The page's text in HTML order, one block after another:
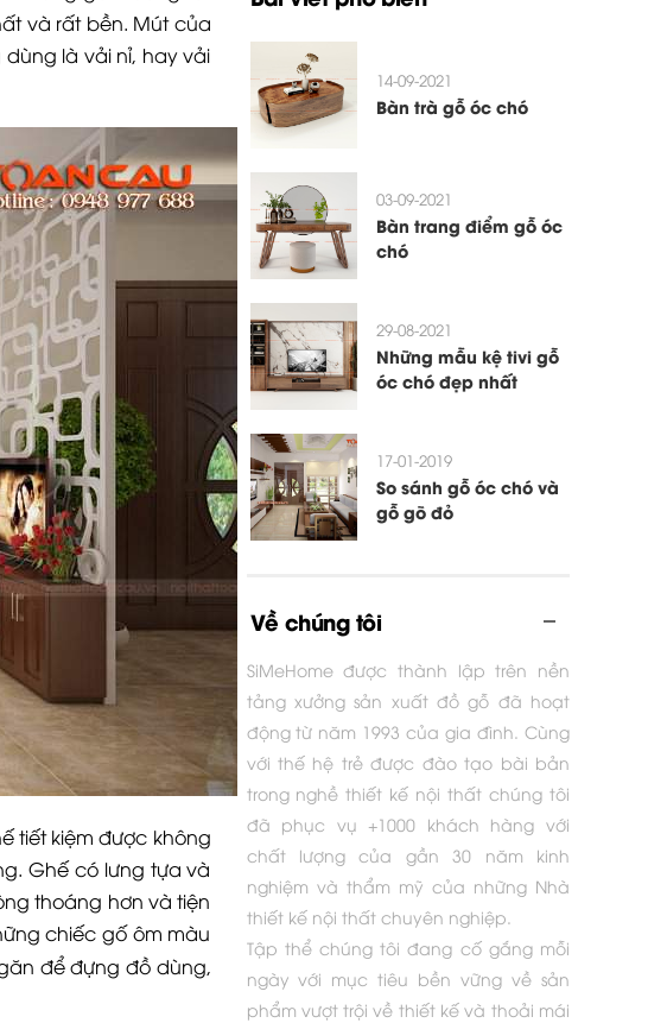
và rất bền. Mút của
là vải nỉ, hay vải
tiết kiệm được không
Ghế có lưng tựa và
thoáng hơn và tiện
chiếc gố ôm màu
để đựng đồ dùng,
14-09-2021
Bàn trà gỗ óc chó
03-09-2021
Bàn trang điểm gỗ óc
chó
29-08-2021
Những mẫu kệ tivi gỗ
óc chó đẹp nhất
17-01-2019
So sánh gỗ óc chó và
gỗ gõ đỏ
Về chúng tôi
SiMeHome được thành lập trên nền
tảng xưởng sản xuất đồ gỗ đã hoạt
động từ năm 1993 của gia đình. Cùng
với thế hệ trẻ được đào tạo bài bản
trong nghề thiết kế nội thất chúng tôi
đã phục vụ +1000 khách hàng với
chất lượng của gần 30 năm kinh
nghiệm và thẩm mỹ của những Nhà
thiết kế nội thất chuyên nghiệp.
Tập thể chúng tôi đang cố gắng mỗi
ngày với mục tiêu bền vững về sản
phẩm vượt trội về thiết kế và thoải mái